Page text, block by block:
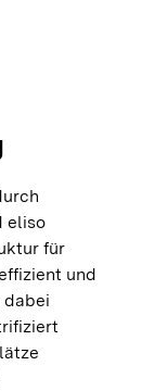
eliso
für
und
dabei